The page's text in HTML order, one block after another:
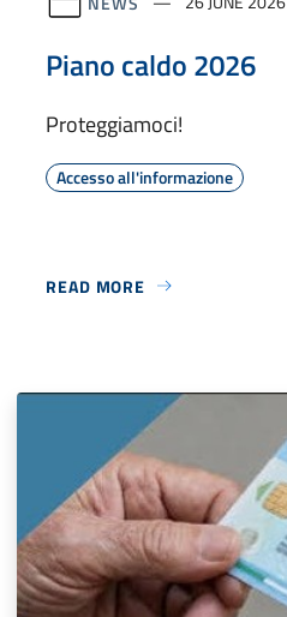
Piano caldo 2026
Proteggiamoci!
Accesso all'informazione
READ MORE